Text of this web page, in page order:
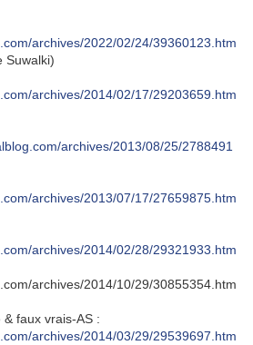
archives/2022/02/24/39360123.htm
Suwalki)
archives/2014/02/17/29203659.htm
archives/2013/08/25/2788491
archives/2013/07/17/27659875.htm
archives/2014/02/28/29321933.htm
archives/2014/10/29/30855354.htm
faux vrais-AS :
archives/2014/03/29/29539697.htm